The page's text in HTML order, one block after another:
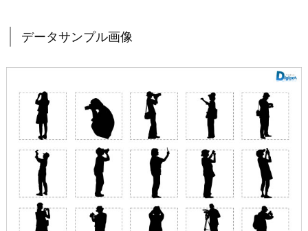
データサンプル画像